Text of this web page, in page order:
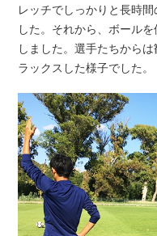
レッチでしっかりと長時
した。それから、ボール
しました。選手たちから
ラックスした様子でした。